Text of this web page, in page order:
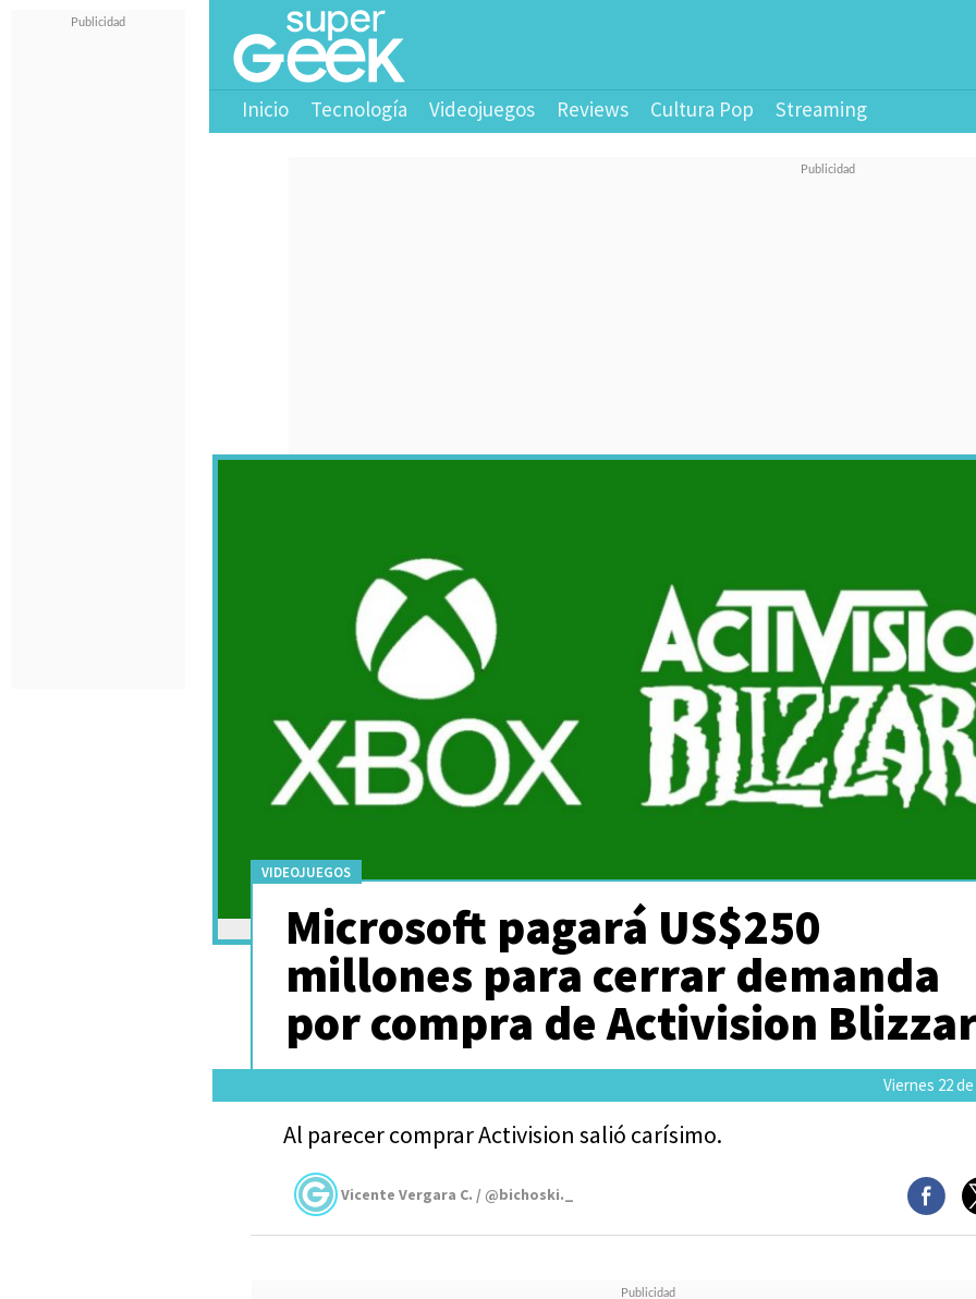
Inicio Tecnología Videojuegos Reviews Cultura Pop Streaming
VIDEOJUEGOS
Microsoft pagará US$250
millones para cerrar demanda
por compra de Activision
Viernes 22
Al parecer comprar Activision salió carísimo.
Vicente Vergara C. / @bichoski._